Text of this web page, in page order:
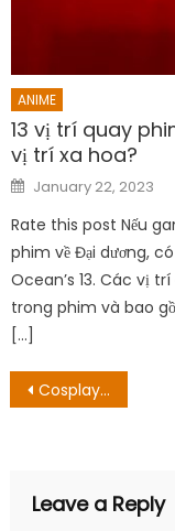
ANIME
13 vị trí quay
vị trí xa hoa?
Posted
on
January 22, 2023
Rate this post Nếu
phim về Đại dương,
Ocean’s 13. Các vị
trong phim và bao
[…]
Post
Cosplay Mashu Kyrielight căng thẳng đến thổn thức
Leave a Reply